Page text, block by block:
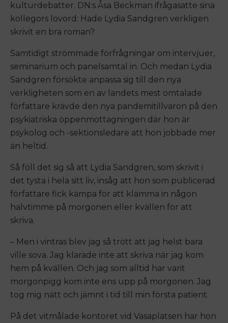
kulturdebatter. DN:s Åsa Beckman ifrågasatte sina
kollegors lovord: Hade Lydia Sandgren verkligen
skrivit en bra roman?
Samtidigt strömmade förfrågningar om intervjuer,
seminarium och panelsamtal in. Och medan Lydia
Sandgren försökte anpassa sig till den nya
verkligheten som en av landets mest omtalade
författare krävde den nya pandemitillvaron på den
psykiatriska öppenmottagningen där hon är
psykolog och -sektionsledare att hon jobbade mer
än heltid.
Så föll det sig så att Lydia Sandgren, som skrivit i
det tysta i hela sitt liv, insåg att hon som publicerad
författare fick kämpa för att klämma in någon
halvtimme på morgonen eller kvällen för att
skriva.
– Men i vintras blev jag så trött att jag helst bara
ville sova. Jag klarade inte att skriva när jag kom
hem på kvällen. Och jag som alltid har varit
morgonpigg kom inte ens upp på morgonen. Jag
tog mig nätt och jämnt i tid till min första patient.
På det vitmålade kontoret vid Vasaplatsen har hon